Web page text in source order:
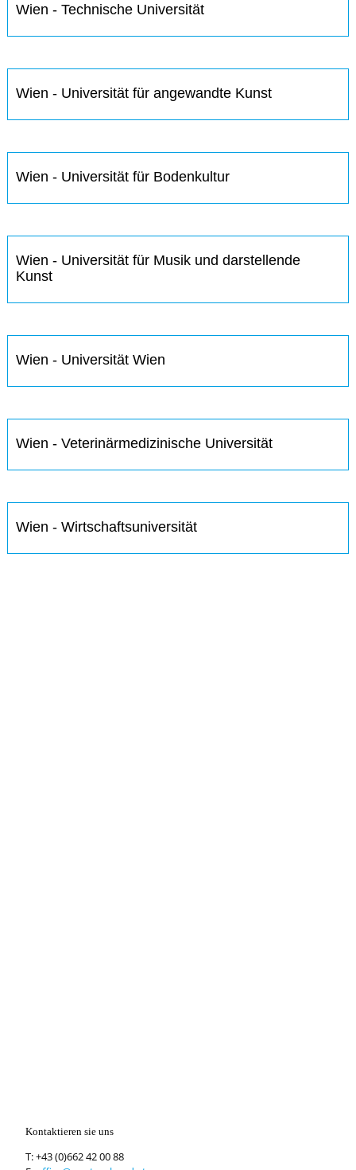
Wien - Technische Universität
Wien - Universität für angewandte Kunst
Wien - Universität für Bodenkultur
Wien - Universität für Musik und darstellende
Kunst
Wien - Universität Wien
Wien - Veterinärmedizinische Universität
Wien - Wirtschaftsuniversität
Kontaktieren sie uns
T:+43 (0)662 42 00 88